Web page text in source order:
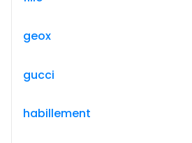
geox
gucci
habillement